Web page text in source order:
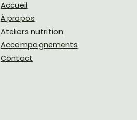
Accueil
À propos
Ateliers nutrition
Accompagnements
Contact